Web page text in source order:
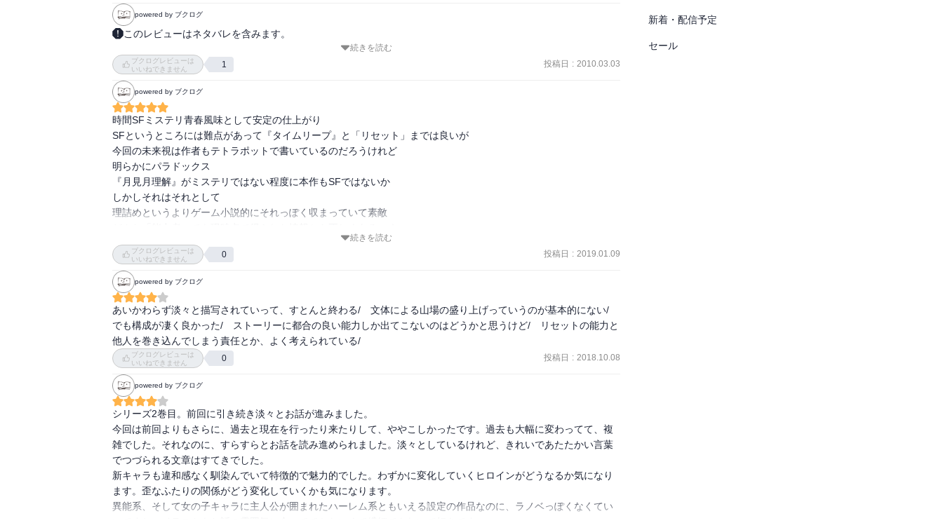
ライトノベルに手を出してみて良かったと思える名作...か?
powered by ブクログ
このレビューはネタバレを含みます。
描写としては二人の掛け合いの中でパラドックスの会話をしているときに出てくるお互いを信頼してる様子とかが
かなり気に入ってます、ノロケに近いんだけどそんなのを感じさせずにキャラクターを掘り下げていてなおかつ話
の伏線にもしてるのはいいなあとおもいました。
それぞれの話の構成もよくて岡絵里がメインの２章まででも十分成り立つ話であると思うし、全体的に切なげな
文体で書かれているのが未来予測とか時間操作の展開にある儚さみたいなのとマッチしててかなり完成度が高い作
品だと思います。
ちょっと時間移動（リセット）と能力の組み合わせの複雑さと、会話の内容を昔とかぶせていたりして混乱する
ときもありましたがおそらく何回か読み返して納得のいくものであると思う。
最近の自分の読んだ作品のなかではかなり集中して読めたかも。
続きを読む
ブクログレビューは
いいねできません
1 投稿日 : 2010.03.03
powered by ブクログ
時間SFミステリ青春風味として安定の仕上がり
SFというところには難点があって『タイムリープ』と「リセット」までは良いが
今回の未来視は作者もテトラポットで書いているのだろうけれど
明らかにパラドックス
『月見月理解』がミステリではない程度に本作もSFではないか
しかしそれはそれとして
理詰めというよりゲーム小説的にそれっぽく収まっていて素敵
選択を常に繰り返し続ける
将棋のような「ゲーム」と違って何手先まで未来を読んでも
自身の諦めという敗北までは行き着く処はない
「私が愛しているのは、ただの石ころなのかもしれない」
個人の観測ではそこから出ることは出来ないが
ひとはひとりではない
続きを読む
ブクログレビューは
いいねできません
0 投稿日 : 2019.01.09
powered by ブクログ
あいかわらず淡々と描写されていって、すとんと終わる/　文体による山場の盛り上げっていうのが基本的にない/
でも構成が凄く良かった/　ストーリーに都合の良い能力しか出てこないのはどうかと思うけど/　リセットの能力と
他人を巻き込んでしまう責任とか、よく考えられている/
ブクログレビューは
いいねできません
0 投稿日 : 2018.10.08
powered by ブクログ
シリーズ2巻目。前回に引き続き淡々とお話が進みました。
今回は前回よりもさらに、過去と現在を行ったり来たりして、ややこしかったです。過去も大幅に変わってて、複
雑でした。それなのに、すらすらとお話を読み進められました。淡々としているけれど、きれいであたたかい言葉
でつづられる文章はすてきでした。
新キャラも違和感なく馴染んでいて特徴的で魅力的でした。わずかに変化していくヒロインがどうなるか気になり
ます。歪なふたりの関係がどう変化していくかも気になります。
異能系、そして女の子キャラに主人公が囲まれたハーレム系ともいえる設定の作品なのに、ラノベっぽくなくてい
新着・配信予定
セール